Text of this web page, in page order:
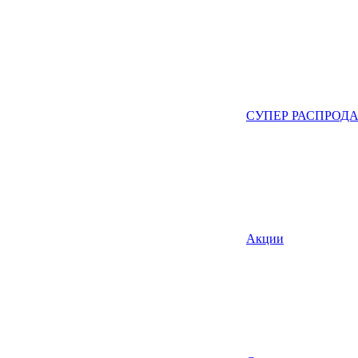
СУПЕР
Акции